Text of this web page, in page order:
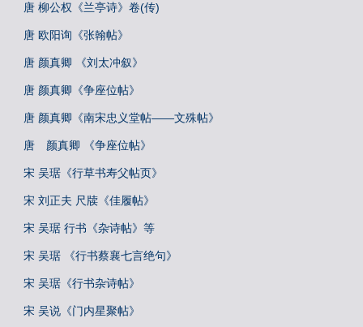
唐 柳公权《兰亭诗》卷(传)
唐 欧阳询《张翰帖》
唐 颜真卿 《刘太冲叙》
唐 颜真卿《争座位帖》
唐 颜真卿《南宋忠义堂帖——文殊帖》
唐 颜真卿 《争座位帖》
宋 吴琚《行草书寿父帖页》
宋 刘正夫 尺牍《佳履帖》
宋 吴琚 行书《杂诗帖》等
宋 吴琚 《行书蔡襄七言绝句》
宋 吴琚《行书杂诗帖》
宋 吴说《门内星聚帖》